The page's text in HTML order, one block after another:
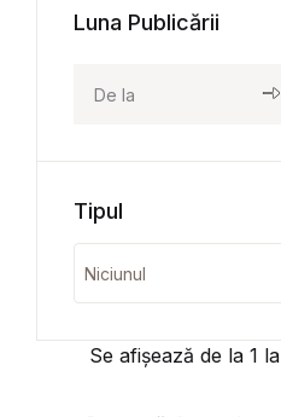
Se afișează de la 1 la
Luna Publicării
Tipul